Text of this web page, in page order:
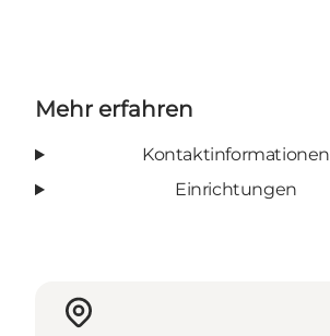
Mehr erfahren
Kontaktinformationen
Einrichtungen